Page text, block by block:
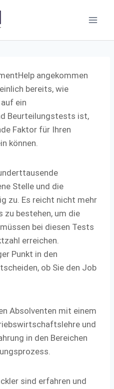
angekommen
bereits, wie
ein
Beurteilungstests ist,
Faktor für Ihren
können.
Stelle und die
zu. Es reicht nicht mehr
zu bestehen, um die
bei diesen Tests
erreichen.
Punkt in den
ob Sie den Job
Absolventen mit einem
und
in den Bereichen
sind erfahren und